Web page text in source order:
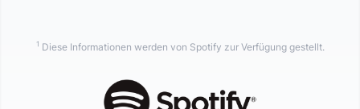
1 Diese Informationen werden von Spotify zur Verfügung gestellt.